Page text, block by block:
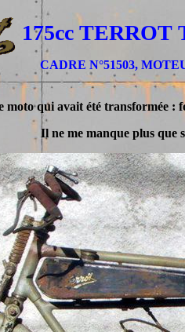
175cc TERROT
CADRE N°51503,
moto qui avait été transformée
Il ne me manque plus que